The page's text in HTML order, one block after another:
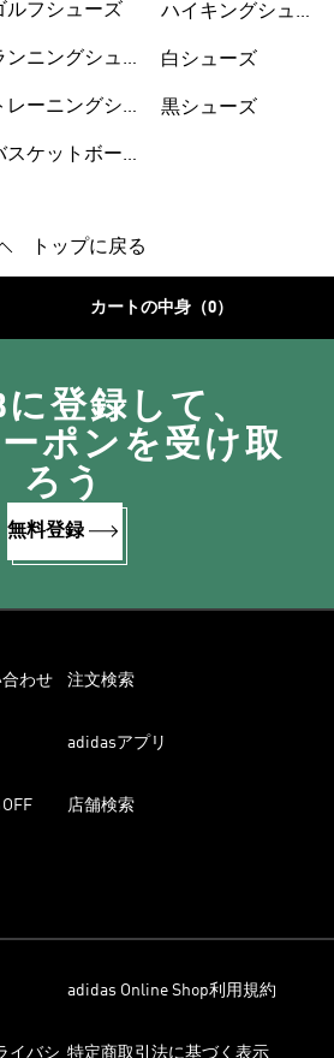
ルフシューズ
ンニングシュー
レーニングシュ
スケットボール
ハイキングシュー
白シューズ
黒シューズ
トップに戻る
カートの中身（0）
に登録して、
ーポンを受け取
ろう
無料登録
わせ 注文検索
adidasアプリ
店舗検索
adidas Online Shop利用規約
イバシ 特定商取引法に基づく表示